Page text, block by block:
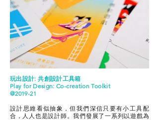
玩出設計: 共創設計工具箱
Play for Design: Co-creation Toolkit
@2019-21
設計思維看似抽象，但我們深信只要有小工具配
合，人人也是設計師。我們發展了一系列以遊戲為